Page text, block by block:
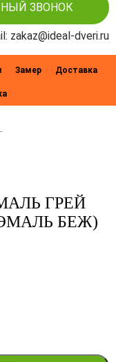
ЗВОНОК
zakaz@ideal-dveri.ru
Замер Доставка
-
ГРЕЙ
БЕЖ)